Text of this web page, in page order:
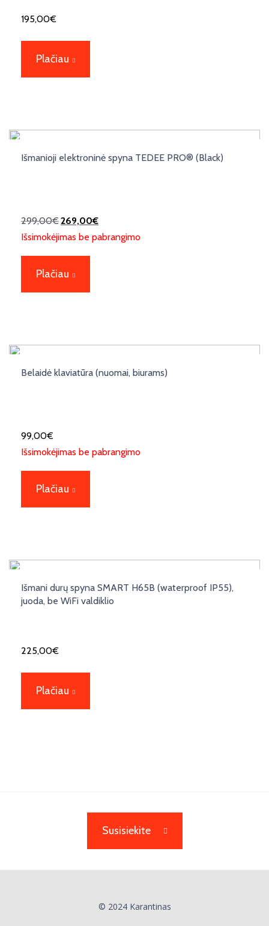
195,00€
Plačiau
Išmanioji elektroninė spyna TEDEE PRO® (Black)
299,00€269,00€
Išsimokėjimas be pabrangimo
Plačiau
Belaidė klaviatūra (nuomai, biurams)
99,00€
Išsimokėjimas be pabrangimo
Plačiau
Išmani durų spyna SMART H65B (waterproof IP55),
juoda, be WiFi valdiklio
225,00€
Plačiau
Susisiekite
© 2024 Karantinas